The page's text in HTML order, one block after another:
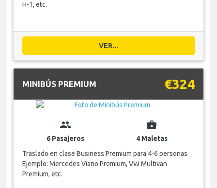
H-1, etc.
VER...
MINIBÚS PREMIUM €324
group
6 Pasajeros
business_center
4 Maletas
Traslado en clase Business Premium para 4-6 personas
Ejemplo: Mercedes Viano Premium, VW Multivan
Premium, etc.